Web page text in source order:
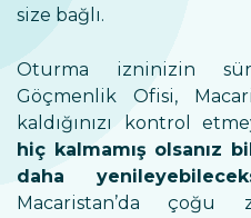
size bağlı.
Oturma izninizin
Göçmenlik Ofisi,
kaldığınızı kontrol
hiç kalmamış olsanız
daha
Macaristan’da çoğu